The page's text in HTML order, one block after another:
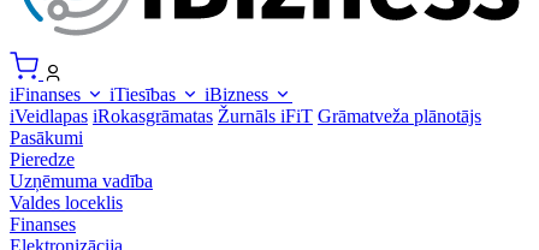
iFinanses iTiesības
iBizness
iVeidlapas iRokasgrāmatas Žurnāls iFiT Grāmatveža plānotājs
Pasākumi
Pieredze
Uzņēmuma vadība
Valdes loceklis
Finanses
Elektronizācija